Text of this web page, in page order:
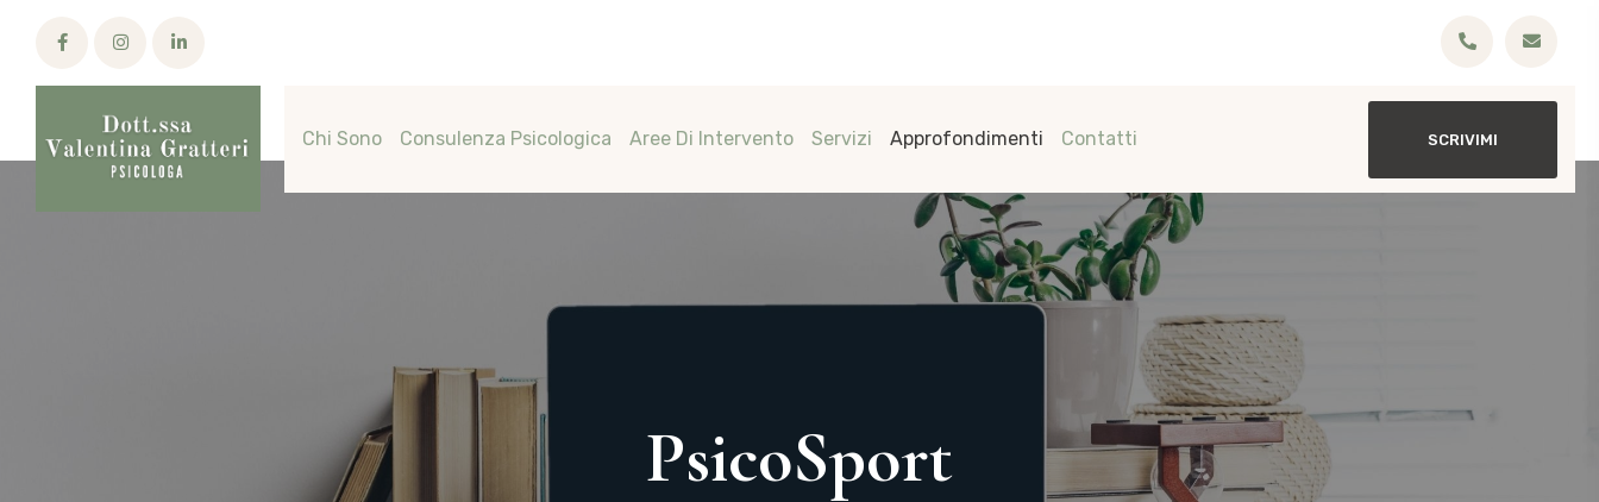
Chi Sono Consulenza Psicologica Aree Di Intervento Servizi Approfondimenti Contatti SCRIVIMI
PsicoSport